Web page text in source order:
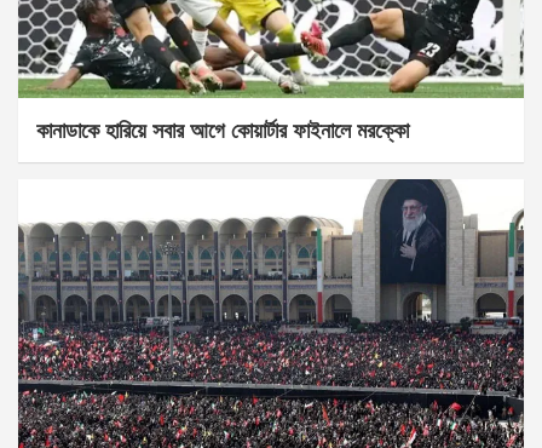
কানাডাকে হারিয়ে সবার আগে কোয়ার্টার ফাইনালে মরক্কো